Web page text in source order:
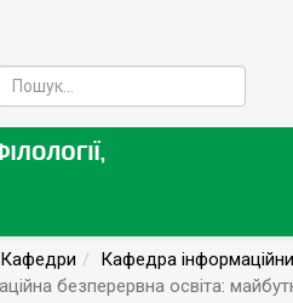
Кафедри Кафедра
безперервна освіта: